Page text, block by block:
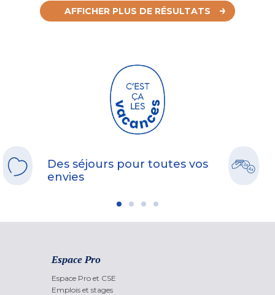
AFFICHER PLUS DE RÉSULTATS
Des séjours pour toutes vos
envies
Espace Pro
Espace Pro et CSE
Emplois et stages